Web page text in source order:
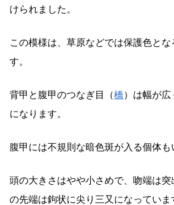
けられました。
この模様は、草原などでは保護色とな
す。
背甲と腹甲のつなぎ目（橋）は幅が
になります。
腹甲には不規則な暗色斑が入る個体も
頭の大きさはやや小さめで、吻端は
の先端は鉤状に尖り三又になってい